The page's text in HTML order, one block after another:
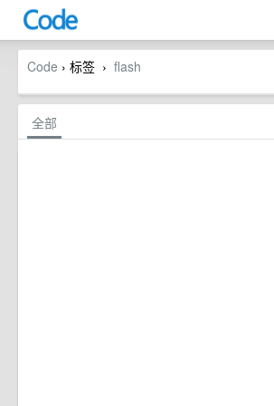
Code › 标签 › flash
全部